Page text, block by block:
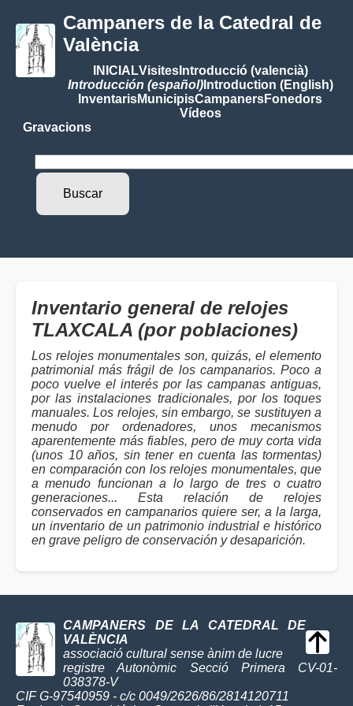
Campaners de la Catedral de
València
INICIALVisitesIntroducció (valencià)
Introducción (español)Introduction (English)
InventarisMunicipisCampanersFonedors
Vídeos
Gravacions
Inventario general de relojes
TLAXCALA (por poblaciones)
Los relojes monumentales son, quizás, el elemento
patrimonial más frágil de los campanarios. Poco a
poco vuelve el interés por las campanas antiguas,
por las instalaciones tradicionales, por los toques
manuales. Los relojes, sin embargo, se sustituyen a
menudo por ordenadores, unos mecanismos
aparentemente más fiables, pero de muy corta vida
(unos 10 años, sin tener en cuenta las tormentas)
en comparación con los relojes monumentales, que
a menudo funcionan a lo largo de tres o cuatro
generaciones... Esta relación de relojes
conservados en campanarios quiere ser, a la larga,
un inventario de un patrimonio industrial e histórico
en grave peligro de conservación y desaparición.
CAMPANERS DE LA CATEDRAL DE
VALÈNCIA
associació cultural sense ànim de lucre
registre Autonòmic Secció Primera CV-01-
038378-V
CIF G-97540959 - c/c 0049/2626/86/2814120711